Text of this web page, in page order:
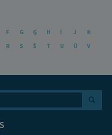
F G Ģ H I J
K
R S Š T U Ū
V